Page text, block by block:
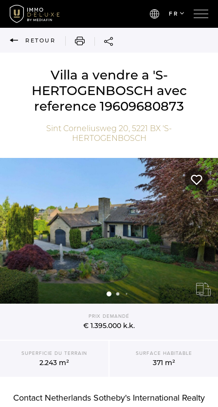
FR
RETOUR IMPRIMER
Villa a vendre a 'S-
HERTOGENBOSCH avec
reference 19609680873
Sint Corneliusweg 20, 5221 BX 'S-
HERTOGENBOSCH
PRIX DEMANDÉ
€ 1.395.000 k.k.
SUPERFICIE DU TERRAIN
2.243 m²
SURFACE HABITABLE
371 m²
Contact Netherlands Sotheby's International Realty